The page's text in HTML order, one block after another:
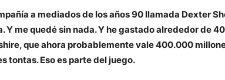
a mediados de los años 90 llamada Dexter
Y me quedé sin nada. Y he gastado alrededor de
que ahora probablemente vale 400.000
tontas. Eso es parte del juego.